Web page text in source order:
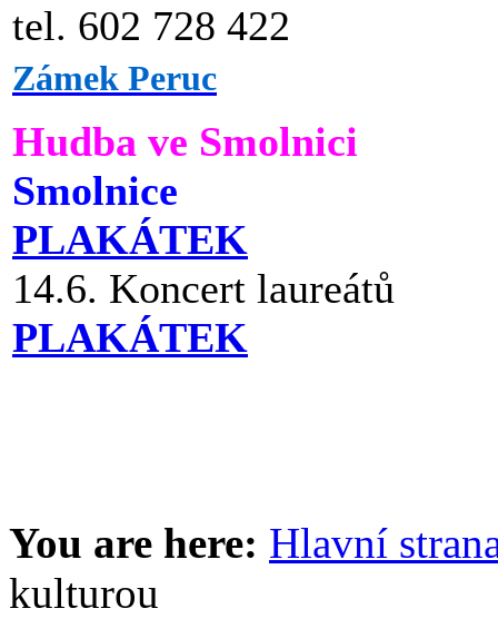
tel. 602 728 422
Zámek Peruc
Hudba ve Smolnici
Smolnice
PLAKÁTEK
14.6. Koncert laureátů
PLAKÁTEK
You are here: Hlavní
kulturou